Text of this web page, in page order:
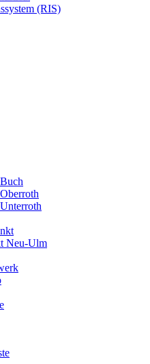
(RIS)
Neu-Ulm